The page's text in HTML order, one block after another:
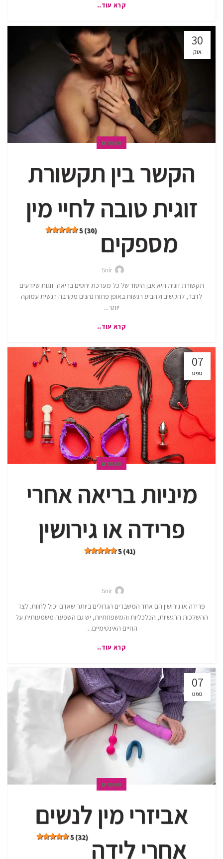
קרא עוד..
30
אוק
מאמרים
הקשר בין תקשורת
זוגית טובה לחיי מין
מספקים 5 (30)
Snir
תקשורת זוגית היא אבן היסוד של כל מערכת יחסים בריאה. זוגות שיודעים
לדבר, להקשיב ולהביע רגשות באופן פתוח נהנים מקרבה רגשית עמוקה
יותר...
קרא עוד..
07
ספט
מאמרים
מיניות בריאה אחרי
פרידה או גירושין
5 (41)
Snir
פרידה או גירושין הם אחד המשברים הגדולים ביותר שאדם יכול לחוות. לצד
ההשלכות הרגשיות, הכלכליות והמשפחתיות, יש גם השפעה משמעותית על
החיים האינטימיים....
קרא עוד..
07
ספט
מאמרים
אביזרי מין לנשים
אחרי לידה 5 (32)